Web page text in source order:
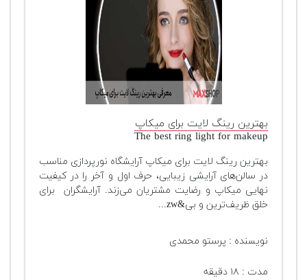
بهترین رینگ لایت برای میکاپ
The best ring light for makeup
بهترین رینگ لایت برای میکاپ آرایشگاه نورپردازی مناسب
در سالن‌های آرایشی زیبایی، حرف اول و آخر را در کیفیت
نهایی میکاپ و رضایت مشتریان می‌زند. آرایشگران برای
خلق ظریف‌ترین و بی&zw...
نویسنده : پرستو محمدی
مدت : ۱۸ دقیقه